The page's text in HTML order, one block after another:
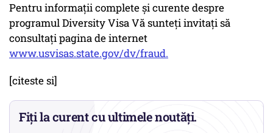
Pentru informaţii complete şi curente despre
programul Diversity Visa Vă sunteţi invitaţi să
consultaţi pagina de internet
www.usvisas.state.gov/dv/fraud.
[citeste si]
Fiți la curent cu ultimele noutăți.